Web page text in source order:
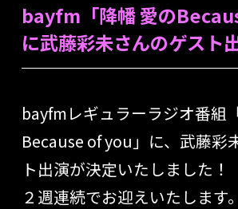
bayfm「降幡 愛の
に武藤彩未さんのゲスト
bayfmレギュラーラジオ番組
Because of you」に、武藤彩
ト出演が決定いたしました！
２週連続でお迎えいたします。